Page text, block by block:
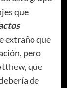
que
extraño que
pero
que
de